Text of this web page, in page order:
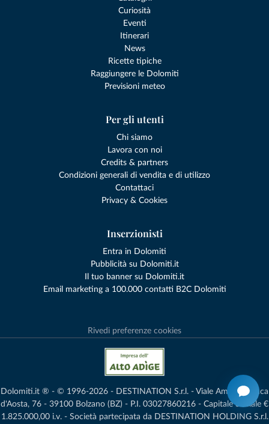
Curiosità
Eventi
Itinerari
News
Ricette tipiche
Raggiungere le Dolomiti
Previsioni meteo
Per gli utenti
Chi siamo
Lavora con noi
Credits & partners
Condizioni generali di vendita e di utilizzo
Contattaci
Privacy & Cookies
Inserzionisti
Entra in Dolomiti
Pubblicità su Dolomiti.it
Il tuo banner su Dolomiti.it
Email marketing a 100.000 contatti B2C Dolomiti
Rivedi preferenze cookies
Dolomiti.it ® - © 1996-2026 - DESTINATION S.r.l. - Viale Amedeo Duca
d'Aosta, 76 - 39100 Bolzano (BZ) - P.I. 03027860216 - Capitale Sociale €
1.825.000,00 i.v. - Società partecipata da DESTINATION HOLDING S.r.l.